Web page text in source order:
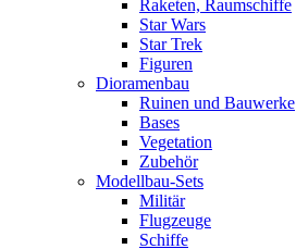
Raketen, Raumschiffe
Star Wars
Star Trek
Figuren
Dioramenbau
Ruinen und Bauwerke
Bases
Vegetation
Zubehör
Modellbau-Sets
Militär
Flugzeuge
Schiffe